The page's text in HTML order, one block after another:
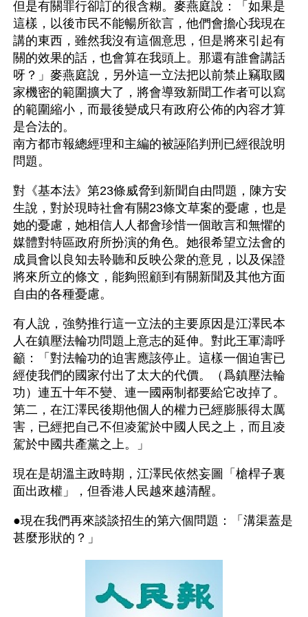
但是有關罪行卻訂的很含糊。麥燕庭說：「如果是
這樣，以後市民不能暢所欲言，他們會擔心我現在
講的東西，雖然我沒有這個意思，但是將來引起有
關的效果的話，也會算在我頭上。那還有誰會講話
呀？」麥燕庭說，另外這一立法把以前禁止竊取國
家機密的範圍擴大了，將會導致新聞工作者可以寫
的範圍縮小，而最後變成只有政府公佈的內容才算
是合法的。
南方都市報總經理和主編的被誣陷判刑已經很說明
問題。
對《基本法》第23條威脅到新聞自由問題，陳方安
生說，對於現時社會有關23條文草案的憂慮，也是
她的憂慮，她相信人人都會珍惜一個敢言和無懼的
媒體對特區政府所扮演的角色。她很希望立法會的
成員會以良知去聆聽和反映公衆的意見，以及保證
將來所立的條文，能夠照顧到有關新聞及其他方面
自由的各種憂慮。
有人說，強勢推行這一立法的主要原因是江澤民本
人在鎮壓法輪功問題上意志的延伸。對此王軍濤呼
籲：「對法輪功的迫害應該停止。這樣一個迫害已
經使我們的國家付出了太大的代價。（爲鎮壓法輪
功）連五十年不變、連一國兩制都要給它改掉了。
第二，在江澤民後期他個人的權力已經膨脹得太厲
害，已經把自己不但凌駕於中國人民之上，而且凌
駕於中國共產黨之上。」
現在是胡溫主政時期，江澤民依然妄圖「槍桿子裏
面出政權」，但香港人民越來越清醒。
●現在我們再來談談招生的第六個問題：「溝渠蓋是
甚麼形狀的？」